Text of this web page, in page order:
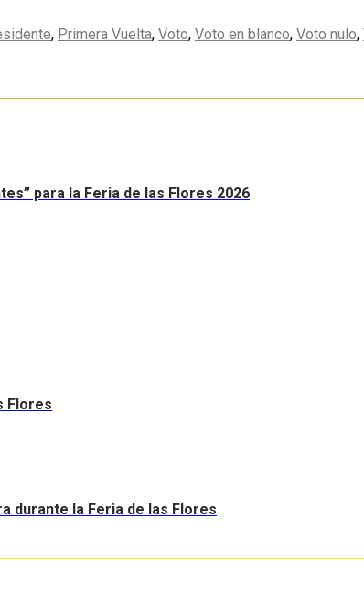
, Primera Vuelta, Voto, Voto en blanco, Voto nulo,
para la Feria de las Flores 2026
Flores
durante la Feria de las Flores